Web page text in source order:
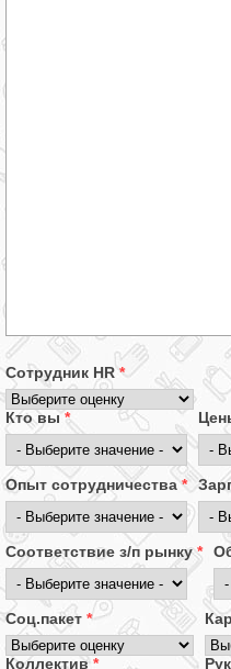
Сотрудник HR*
Кто вы*
Опыт сотрудничества*
Соответствие з/п рынку*
Соц.пакет *
Коллектив*